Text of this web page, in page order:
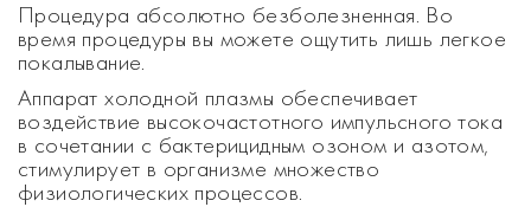
Процедура абсолютно безболезненная. Во
время процедуры вы можете ощутить лишь легкое
покалывание.
Аппарат холодной плазмы обеспечивает
воздействие высокочастотного импульсного тока
в сочетании с бактерицидным озоном и азотом,
стимулирует в организме множество
физиологических процессов.